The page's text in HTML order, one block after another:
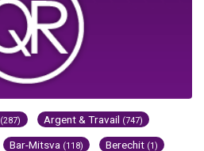
(287) Argent & Travail (747)
Bar-Mitsva (118) Berechit (1)